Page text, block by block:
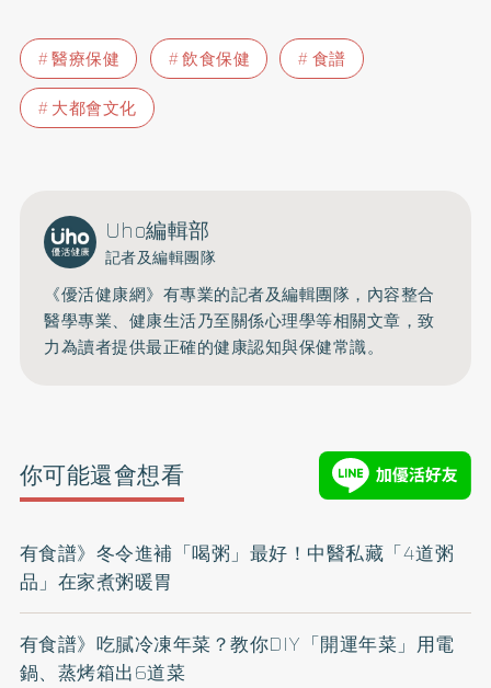
醫療保健 飲食保健
食譜
大都會文化
Uho編輯部
記者及編輯團隊
《優活健康網》有專業的記者及編輯團隊，內容整合
醫學專業、健康生活乃至關係心理學等相關文章，致
力為讀者提供最正確的健康認知與保健常識。
你可能還會想看
有食譜》冬令進補「喝粥」最好！中醫私藏「4道粥
品」在家煮粥暖胃
有食譜》吃膩冷凍年菜？教你DIY「開運年菜」用電
鍋、蒸烤箱出6道菜